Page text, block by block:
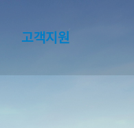
고객지원